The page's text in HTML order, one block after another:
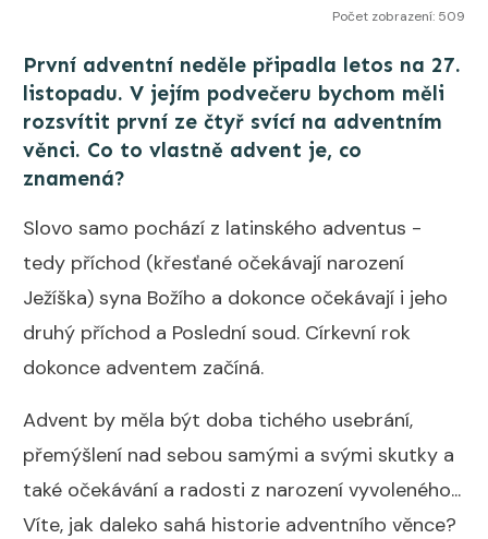
Počet zobrazení: 509
První adventní neděle připadla letos na 27.
listopadu. V jejím podvečeru bychom měli
rozsvítit první ze čtyř svící na adventním
věnci. Co to vlastně advent je, co
znamená?
Slovo samo pochází z latinského adventus -
tedy příchod (křesťané očekávají narození
Ježíška) syna Božího a dokonce očekávají i jeho
druhý příchod a Poslední soud. Církevní rok
dokonce adventem začíná.
Advent by měla být doba tichého usebrání,
přemýšlení nad sebou samými a svými skutky a
také očekávání a radosti z narození vyvoleného...
Víte, jak daleko sahá historie adventního věnce?